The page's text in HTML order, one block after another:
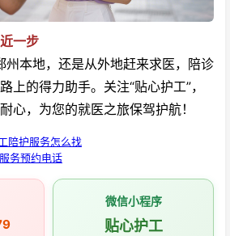
一步
地，还是从外地赶来求医，陪诊
上的得力助手。关注“贴心护工”，
心，为您的就医之旅保驾护航！
陪护服务怎么找
务预约电话
微信小程序
贴心护工